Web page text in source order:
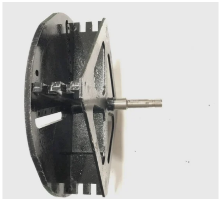
Reservedeler
Nye Wee produkter
Tilbud
Lagertømming
Aktuelt
Kundeservice
Leasing